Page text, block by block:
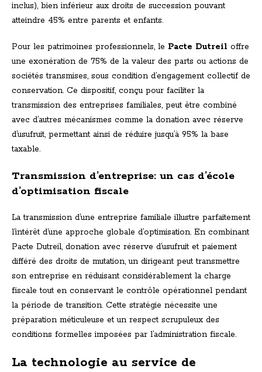
inclus), bien inférieur aux droits de succession pouvant
atteindre 45% entre parents et enfants.
Pour les patrimoines professionnels, le Pacte Dutreil offre
une exonération de 75% de la valeur des parts ou actions de
sociétés transmises, sous condition d’engagement collectif de
conservation. Ce dispositif, conçu pour faciliter la
transmission des entreprises familiales, peut être combiné
avec d’autres mécanismes comme la donation avec réserve
d’usufruit, permettant ainsi de réduire jusqu’à 95% la base
taxable.
Transmission d’entreprise: un cas d’école
d’optimisation fiscale
La transmission d’une entreprise familiale illustre parfaitement
l’intérêt d’une approche globale d’optimisation. En combinant
Pacte Dutreil, donation avec réserve d’usufruit et paiement
différé des droits de mutation, un dirigeant peut transmettre
son entreprise en réduisant considérablement la charge
fiscale tout en conservant le contrôle opérationnel pendant
la période de transition. Cette stratégie nécessite une
préparation méticuleuse et un respect scrupuleux des
conditions formelles imposées par l’administration fiscale.
La technologie au service de